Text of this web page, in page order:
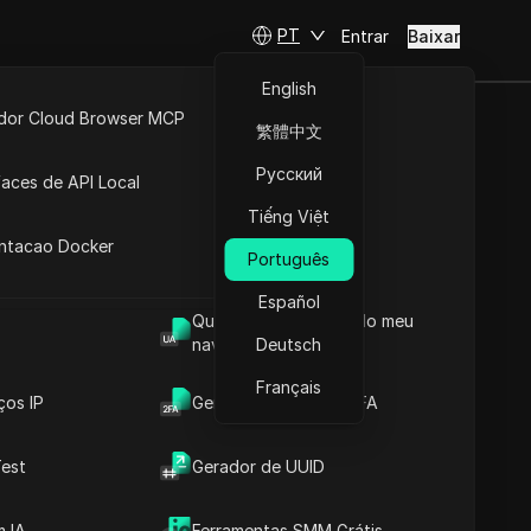
Qual é o User Agent do meu
navegador
IP Gerador de Código 2FA
Gerador de UUID
Cloud Browser MCP
de API Local
Docker
PT
English
繁體中文
Русский
Tiếng Việt
Português
Español
Deutsch
Français
Entrar Baixar
2025
Introdução ao Conteúdo
Análise da Linha do